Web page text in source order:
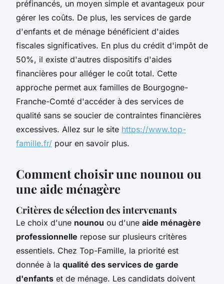
préfinancés, un moyen simple et avantageux pour
gérer les coûts. De plus, les services de garde
d'enfants et de ménage bénéficient d'aides
fiscales significatives. En plus du crédit d'impôt de
50%, il existe d'autres dispositifs d'aides
financières pour alléger le coût total. Cette
approche permet aux familles de Bourgogne-
Franche-Comté d'accéder à des services de
qualité sans se soucier de contraintes financières
excessives. Allez sur le site https://www.top-
famille.fr/ pour en savoir plus.
Comment choisir une nounou ou
une aide ménagère
Critères de sélection des intervenants
Le choix d'une nounou ou d'une aide ménagère
professionnelle repose sur plusieurs critères
essentiels. Chez Top-Famille, la priorité est
donnée à la qualité des services de garde
d'enfants et de ménage. Les candidats doivent